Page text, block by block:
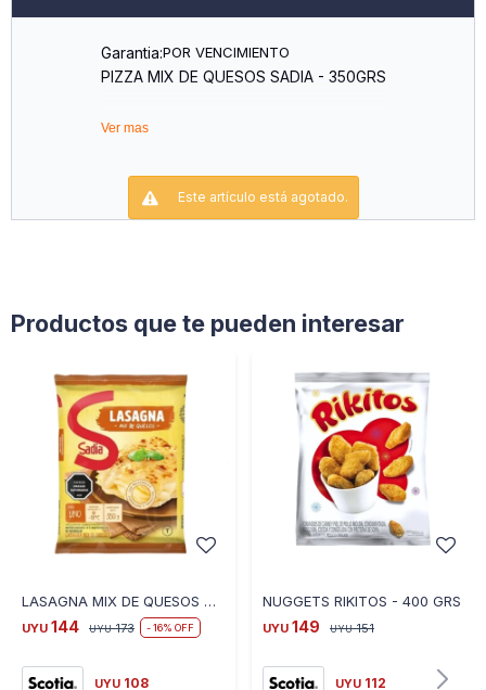
Garantia:POR VENCIMIENTO
PIZZA MIX DE QUESOS SADIA - 350GRS
Ver mas
Este artículo está agotado.
Productos que te pueden interesar
LASAGNA MIX DE QUESOS SADIA - 350GRS
UYU 144 UYU 173 16
UYU 108
NUGGETS RIKITOS - 400 GRS
UYU 149 UYU 151
UYU 112